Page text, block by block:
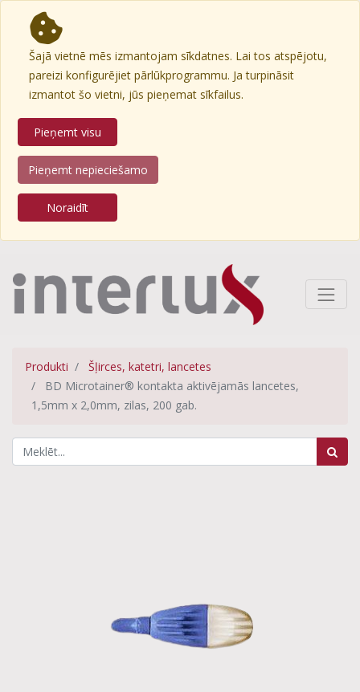
Šajā vietnē mēs izmantojam sīkdatnes. Lai tos atspējotu,
pareizi konfigurējiet pārlūkprogrammu. Ja turpināsit
izmantot šo vietni, jūs pieņemat sīkfailus.
Pieņemt visu
Pieņemt nepieciešamo
Noraidīt
Produkti
Šļirces, katetri, lancetes
BD Microtainer® kontakta aktivējamās lancetes,
1,5mm x 2,0mm, zilas, 200 gab.